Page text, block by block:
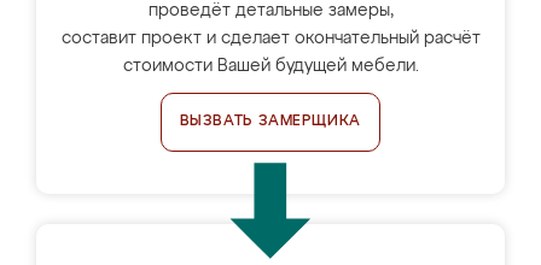
проведёт детальные замеры,
составит проект и сделает окончательный расчёт
стоимости Вашей будущей мебели.
ВЫЗВАТЬ ЗАМЕРЩИКА